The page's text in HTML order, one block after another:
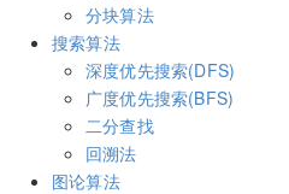
分块算法
搜索算法
深度优先搜索(DFS)
广度优先搜索(BFS)
二分查找
回溯法
图论算法